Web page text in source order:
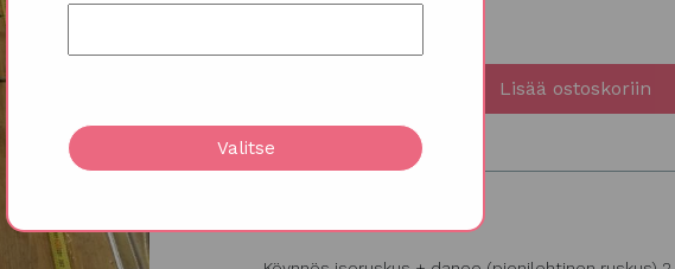
Valitse
Lisää ostoskoriin